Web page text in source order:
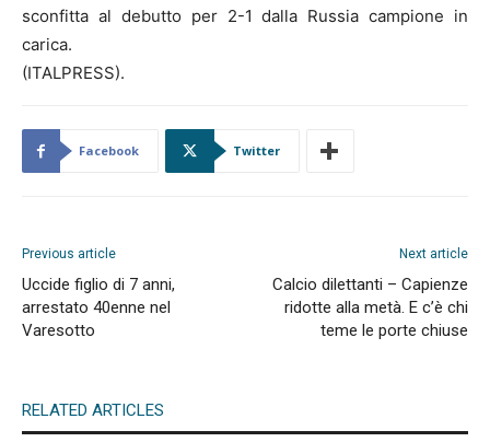
sconfitta al debutto per 2-1 dalla Russia campione in
carica.
(ITALPRESS).
Facebook Twitter
Previous article
Uccide figlio di 7 anni,
arrestato 40enne nel
Varesotto
Next article
Calcio dilettanti – Capienze
ridotte alla metà. E c’è chi
teme le porte chiuse
RELATED ARTICLES